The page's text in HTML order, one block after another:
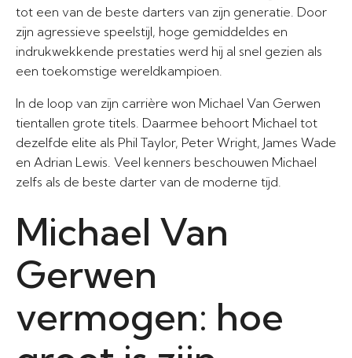
tot een van de beste darters van zijn generatie. Door
zijn agressieve speelstijl, hoge gemiddeldes en
indrukwekkende prestaties werd hij al snel gezien als
een toekomstige wereldkampioen.
In de loop van zijn carrière won Michael Van Gerwen
tientallen grote titels. Daarmee behoort Michael tot
dezelfde elite als Phil Taylor, Peter Wright, James Wade
en Adrian Lewis. Veel kenners beschouwen Michael
zelfs als de beste darter van de moderne tijd.
Michael Van
Gerwen
vermogen: hoe